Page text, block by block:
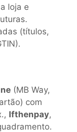
loja e
(títulos,
(MB Way,
com
Ifthenpay,